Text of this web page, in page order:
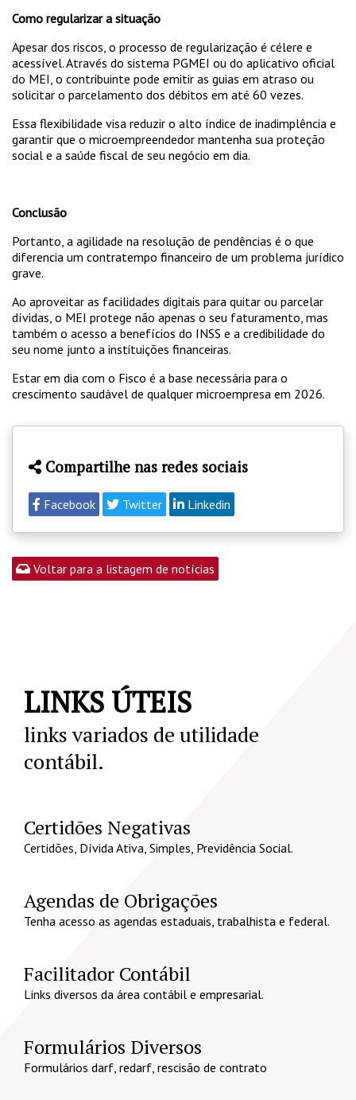
Como regularizar a situação
Apesar dos riscos, o processo de regularização é célere e
acessível. Através do sistema PGMEI ou do aplicativo oficial
do MEI, o contribuinte pode emitir as guias em atraso ou
solicitar o parcelamento dos débitos em até 60 vezes.
Essa flexibilidade visa reduzir o alto índice de inadimplência e
garantir que o microempreendedor mantenha sua proteção
social e a saúde fiscal de seu negócio em dia.
Conclusão
Portanto, a agilidade na resolução de pendências é o que
diferencia um contratempo financeiro de um problema jurídico
grave.
Ao aproveitar as facilidades digitais para quitar ou parcelar
dívidas, o MEI protege não apenas o seu faturamento, mas
também o acesso a benefícios do INSS e a credibilidade do
seu nome junto a instituições financeiras.
Estar em dia com o Fisco é a base necessária para o
crescimento saudável de qualquer microempresa em 2026.
Compartilhe nas redes sociais
Facebook Twitter Linkedin
Voltar para a listagem de notícias
LINKS ÚTEIS
links variados de utilidade
contábil.
Certidões Negativas
Certidões, Dívida Ativa, Simples, Previdência Social.
Agendas de Obrigações
Tenha acesso as agendas estaduais, trabalhista e federal.
Facilitador Contábil
Links diversos da área contábil e empresarial.
Formulários Diversos
Formulários darf, redarf, rescisão de contrato